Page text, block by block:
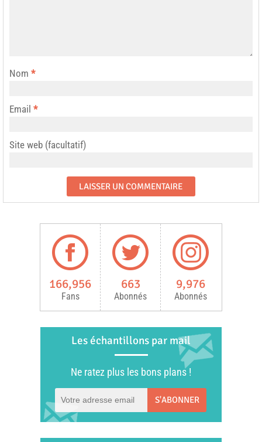
Nom *
Email *
Site web (facultatif)
166,956
Fans
663
Abonnés
9,976
Abonnés
Les échantillons par mail
Ne ratez plus les bons plans !
S'ABONNER